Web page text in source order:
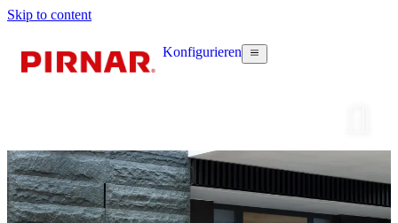
Skip to content
Konfigurieren